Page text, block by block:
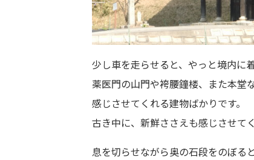
少し車を走らせると、やっと境内に
薬医門の山門や袴腰鐘楼、また本堂
感じさせてくれる建物ばかりです。
古き中に、新鮮ささえも感じさせて
息を切らせながら奥の石段をのぼると